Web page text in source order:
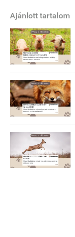
Ajánlott tartalom